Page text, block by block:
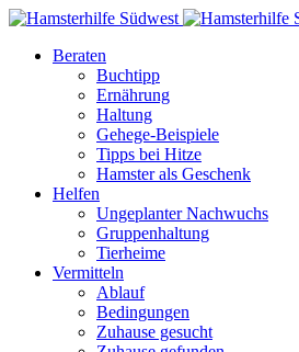
Beraten
Buchtipp
Ernährung
Haltung
Gehege-Beispiele
Tipps bei Hitze
Hamster als Geschenk
Helfen
Ungeplanter Nachwuchs
Gruppenhaltung
Tierheime
Vermitteln
Ablauf
Bedingungen
Zuhause gesucht